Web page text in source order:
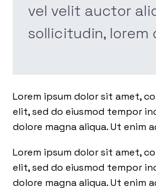
vel velit auctor
sollicitudin, lorem
Lorem ipsum dolor sit amet,
elit, sed do eiusmod tempor
dolore magna aliqua. Ut enim
Lorem ipsum dolor sit amet,
elit, sed do eiusmod tempor
dolore magna aliqua. Ut enim